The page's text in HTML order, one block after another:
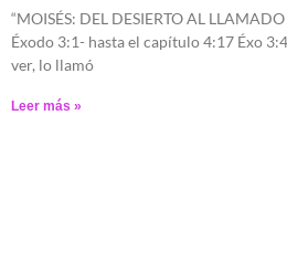
“MOISÉS: DEL DESIERTO AL
Éxodo 3:1- hasta el capítulo 4:17 Éxo
ver, lo llamó
Leer más »